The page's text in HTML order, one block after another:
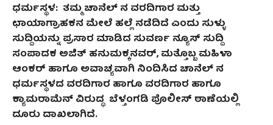
ಧರ್ಮಸ್ಥಳ: ತಮ್ಮ ಚಾನೆಲ್‌ ನ ವರದಿಗಾರ ಮತ್ತು
ಛಾಯಾಗ್ರಾಹಕನ ಮೇಲೆ ಹಲ್ಲೆ ನಡೆದಿದೆ ಎಂದು ಸುಳ್ಳು
ಸುದ್ದಿಯನ್ನು ಪ್ರಸಾರ ಮಾಡಿದ ಸುವರ್ಣ ನ್ಯೂಸ್ ಸುದ್ದಿ
ಸಂಪಾದಕ ಅಜಿತ್‌ ಹನುಮಕ್ಕನವರ್‌, ಮತ್ತೊಬ್ಬ ಮಹಿಳಾ
ಆಂಕರ್ ಹಾಗೂ ಅವಾಚ್ಯವಾಗಿ ನಿಂದಿಸಿದ ಚಾನೆಲ್‌ ನ
ಧರ್ಮಸ್ಥಳದ ವರದಿಗಾರ ಹಾಗೂ ವರದಿಗಾರ ಹಾಗೂ
ಕ್ಯಾಮರಾಮೆನ್ ವಿರುದ್ಧ ಬೆಳ್ತಂಗಡಿ ಪೊಲೀಸ್‌ ಠಾಣೆಯಲ್ಲಿ
ದೂರು ದಾಖಲಾಗಿದೆ.